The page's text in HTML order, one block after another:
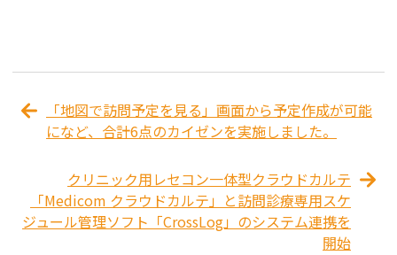
「地図で訪問予定を見る」画面から予定作成が可能
になど、合計6点のカイゼンを実施しました。
クリニック用レセコン一体型クラウドカルテ
「Medicom クラウドカルテ」と訪問診療専用スケ
ジュール管理ソフト「CrossLog」のシステム連携を
開始